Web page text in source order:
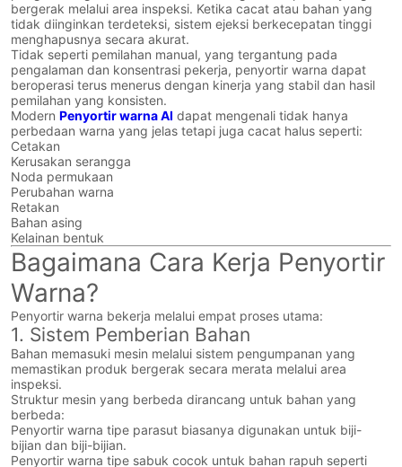
bergerak melalui area inspeksi. Ketika cacat atau bahan yang
tidak diinginkan terdeteksi, sistem ejeksi berkecepatan tinggi
menghapusnya secara akurat.
Tidak seperti pemilahan manual, yang tergantung pada
pengalaman dan konsentrasi pekerja, penyortir warna dapat
beroperasi terus menerus dengan kinerja yang stabil dan hasil
pemilahan yang konsisten.
ModernPenyortir warna AI dapat mengenali tidak hanya
perbedaan warna yang jelas tetapi juga cacat halus seperti:
Cetakan
Kerusakan serangga
Noda permukaan
Perubahan warna
Retakan
Bahan asing
Kelainan bentuk
Bagaimana Cara Kerja Penyortir
Warna?
Penyortir warna bekerja melalui empat proses utama:
1. Sistem Pemberian Bahan
Bahan memasuki mesin melalui sistem pengumpanan yang
memastikan produk bergerak secara merata melalui area
inspeksi.
Struktur mesin yang berbeda dirancang untuk bahan yang
berbeda:
Penyortir warna tipe parasut biasanya digunakan untuk biji-
bijian dan biji-bijian.
Penyortir warna tipe sabuk cocok untuk bahan rapuh seperti